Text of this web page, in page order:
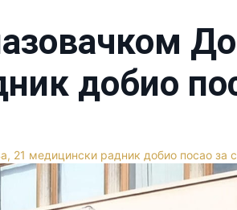
добио
медицински радник добио посао за